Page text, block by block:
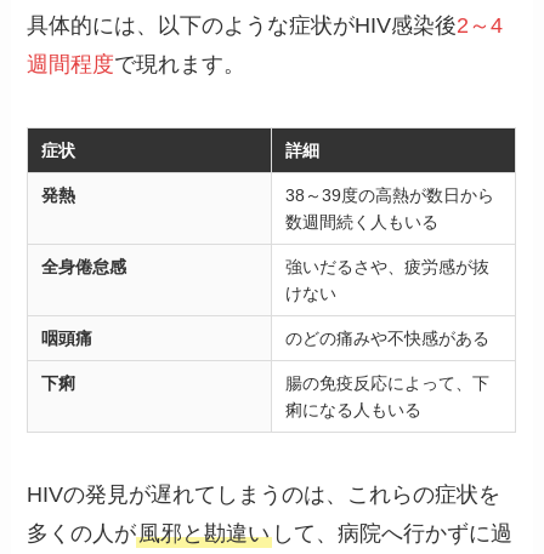
具体的には、以下のような症状がHIV感染後2～4
週間程度で現れます。
症状 詳細
発熱
38～39度の高熱が数日から
数週間続く人もいる
全身倦怠感
強いだるさや、疲労感が抜
けない
咽頭痛 のどの痛みや不快感がある
下痢
腸の免疫反応によって、下
痢になる人もいる
HIVの発見が遅れてしまうのは、これらの症状を
多くの人が風邪と勘違い して、病院へ行かずに過